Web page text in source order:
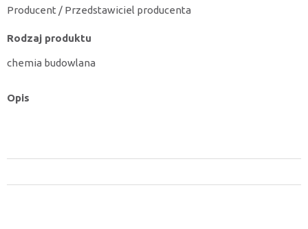
Producent / Przedstawiciel producenta
Rodzaj produktu
chemia budowlana
Opis